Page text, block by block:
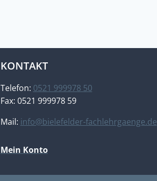
KONTAKT
Telefon: 0521 999978 50
Fax: 0521 999978 59
Mail: info@bielefelder-fachlehrgaenge.de
Mein Konto